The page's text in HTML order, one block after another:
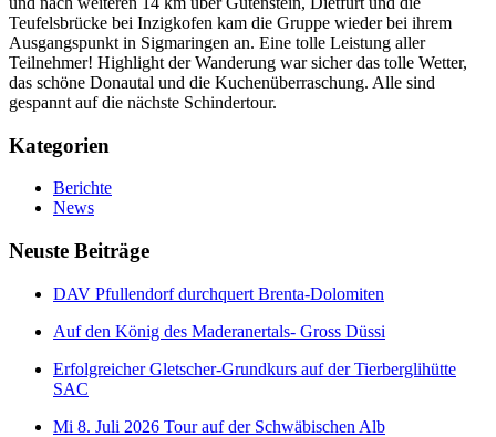
Teufelsbrücke bei Inzigkofen kam die Gruppe wieder bei ihrem
Ausgangspunkt in Sigmaringen an. Eine tolle Leistung aller
Teilnehmer! Highlight der Wanderung war sicher das tolle Wetter,
das schöne Donautal und die Kuchenüberraschung. Alle sind
gespannt auf die nächste Schindertour.
Kategorien
Berichte
News
Neuste Beiträge
DAV Pfullendorf durchquert Brenta-Dolomiten
Auf den König des Maderanertals- Gross Düssi
Erfolgreicher Gletscher-Grundkurs auf der Tierberglihütte
SAC
Mi 8. Juli 2026 Tour auf der Schwäbischen Alb